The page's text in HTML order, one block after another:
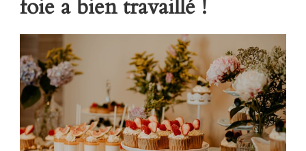
foie a bien travaillé !